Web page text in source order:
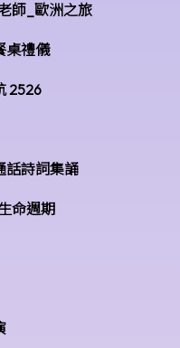
師_歐洲之旅
桌禮儀
2526
話詩詞集誦
命週期